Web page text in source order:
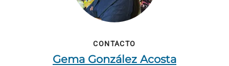
CONTACTO
Gema González Acosta